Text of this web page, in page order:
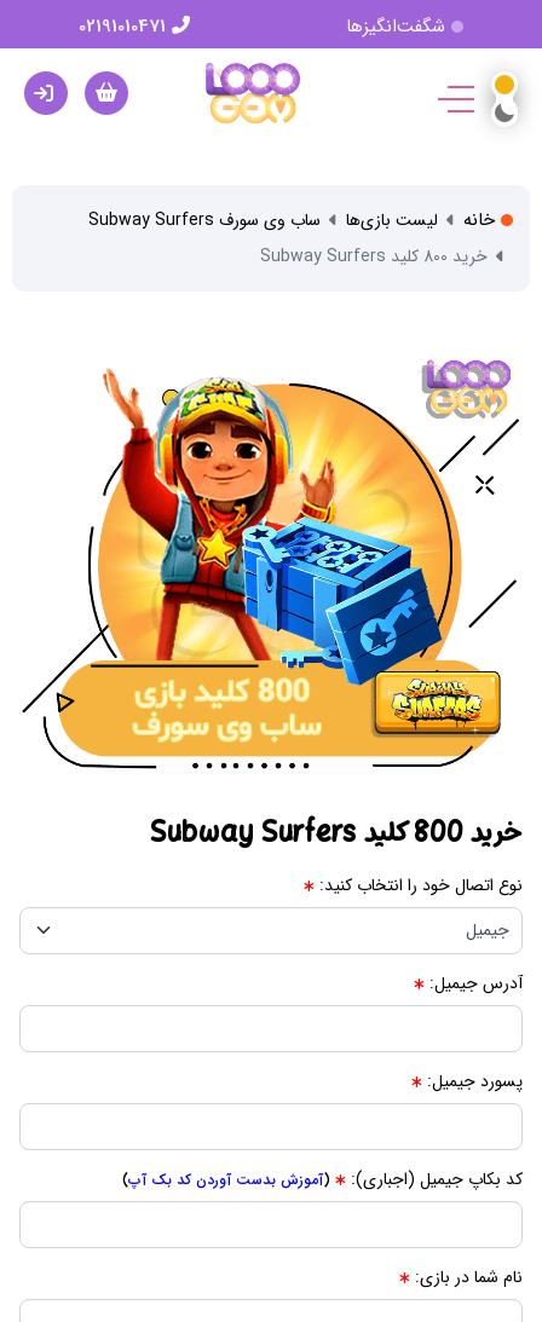
شگفت‌انگیزها
خانه لیست بازی‌ها
ساب وی سورف Subway Surfers
خرید 800 کلید Subway Surfers
خرید 800 کلید Subway Surfers
نوع اتصال خود را انتخاب کنید:
آدرس جیمیل:
پسورد جیمیل:
کد بکاپ جیمیل (اجباری): (آموزش بدست آوردن کد بک آپ)
نام شما در بازی: